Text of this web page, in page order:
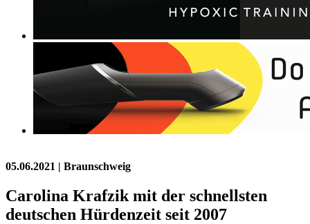
05.06.2021 | Braunschweig
Carolina Krafzik mit der schnellsten
deutschen Hürdenzeit seit 2007